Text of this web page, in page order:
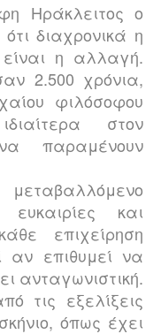
Ηράκλειτος ο
διαχρονικά η
η αλλαγή.
2.500 χρόνια,
φιλόσοφου
στον
παραμένουν
και
επιχείρηση
αν επιθυμεί να
ανταγωνιστική.
τις εξελίξεις
όπως έχει